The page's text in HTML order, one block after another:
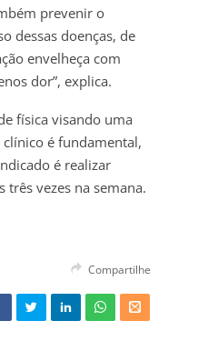
prevenir o
dessas doenças, de
envelheça com
dor”, explica.
física visando uma
é fundamental,
é realizar
três vezes na semana.
Compartilhe